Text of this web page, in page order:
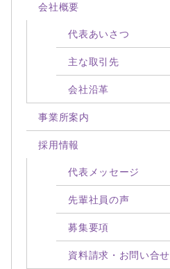
会社概要
代表あいさつ
主な取引先
会社沿革
事業所案内
採用情報
代表メッセージ
先輩社員の声
募集要項
資料請求・お問い合せ